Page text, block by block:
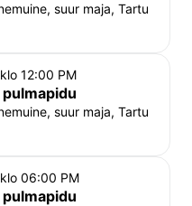
suur maja, Tartu
12:00 PM
suur maja, Tartu
06:00 PM